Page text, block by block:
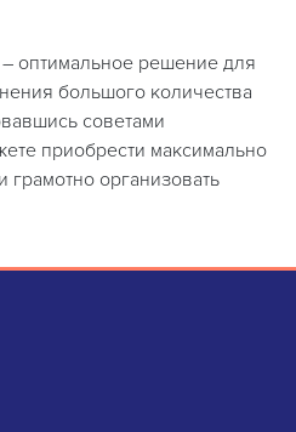
оптимальное решение для
большого количества
советами
приобрести максимально
организовать